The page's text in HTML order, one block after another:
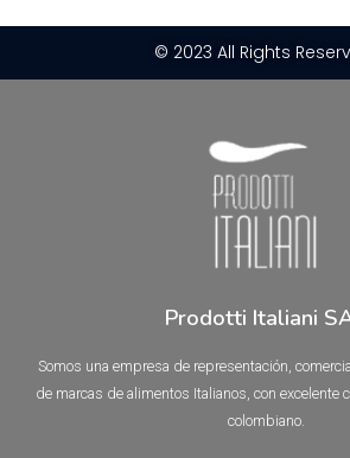
© 2023 All Rights
Prodotti Italiani
Somos una empresa de representación,
de marcas de alimentos Italianos, con excelente
colombiano.